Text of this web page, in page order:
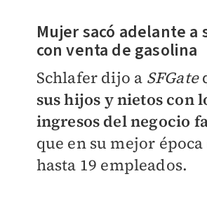
Mujer sacó adelante a
con venta de gasolina
Schlafer dijo a SFGate
sus hijos y nietos con
ingresos del negocio
que en su mejor
hasta 19 empleados.